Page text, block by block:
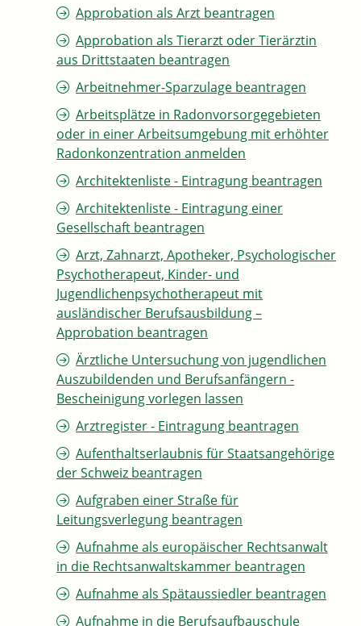
Approbation als Arzt beantragen
Approbation als Tierarzt oder Tierärztin
aus Drittstaaten beantragen
Arbeitnehmer-Sparzulage beantragen
Arbeitsplätze in Radonvorsorgegebieten
oder in einer Arbeitsumgebung mit erhöhter
Radonkonzentration anmelden
Architektenliste - Eintragung beantragen
Architektenliste - Eintragung einer
Gesellschaft beantragen
Arzt, Zahnarzt, Apotheker, Psychologischer
Psychotherapeut, Kinder- und
Jugendlichenpsychotherapeut mit
ausländischer Berufsausbildung –
Approbation beantragen
Ärztliche Untersuchung von jugendlichen
Auszubildenden und Berufsanfängern -
Bescheinigung vorlegen lassen
Arztregister - Eintragung beantragen
Aufenthaltserlaubnis für Staatsangehörige
der Schweiz beantragen
Aufgraben einer Straße für
Leitungsverlegung beantragen
Aufnahme als europäischer Rechtsanwalt
in die Rechtsanwaltskammer beantragen
Aufnahme als Spätaussiedler beantragen
Aufnahme in die Berufsaufbauschule